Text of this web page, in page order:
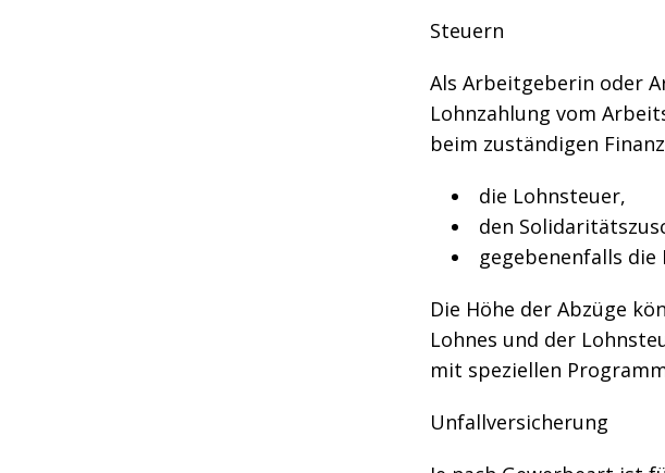
Steuern
Als Arbeitgeberin oder
Lohnzahlung vom
beim zuständigen
die Lohnsteuer,
den
gegebenenfalls die
Die Höhe der Abzüge
Lohnes und der
mit speziellen
Unfallversicherung